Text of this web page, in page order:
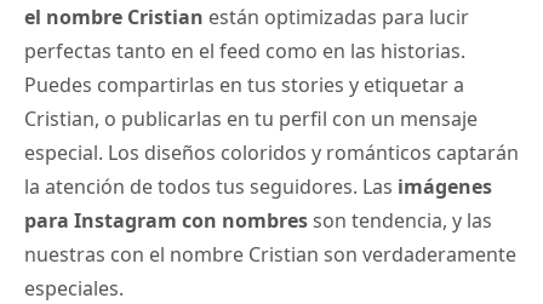
el nombre Cristian están optimizadas para lucir
perfectas tanto en el feed como en las historias.
Puedes compartirlas en tus stories y etiquetar a
Cristian, o publicarlas en tu perfil con un mensaje
especial. Los diseños coloridos y románticos captarán
la atención de todos tus seguidores. Las imágenes
para Instagram con nombresson tendencia, y las
nuestras con el nombre Cristian son verdaderamente
especiales.